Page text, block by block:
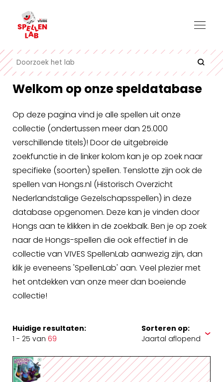
Welkom op onze speldatabase
Op deze pagina vind je alle spellen uit onze
collectie (ondertussen meer dan 25.000
verschillende titels)! Door de uitgebreide
zoekfunctie in de linker kolom kan je op zoek naar
specifieke (soorten) spellen. Tenslotte zijn ook de
spellen van Hongs.nl (Historisch Overzicht
Nederlandstalige Gezelschapsspellen) in deze
database opgenomen. Deze kan je vinden door
Hongs aan te klikken in de zoekbalk. Ben je op zoek
naar de Hongs-spellen die ook effectief in de
collectie van VIVES SpellenLab aanwezig zijn, dan
klik je eveneens 'SpellenLab' aan. Veel plezier met
het ontdekken van onze meer dan boeiende
collectie!
Huidige resultaten:
1 - 25 van 69
Sorteren op: